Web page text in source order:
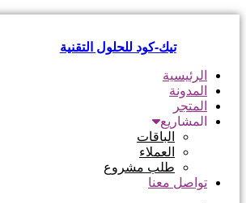
Skip
تيك-كود للحلول التقنية
الرئيسية
المدونة
المتجر
المشاريع
الباقات
العملاء
طلب مشروع
تواصل معنا